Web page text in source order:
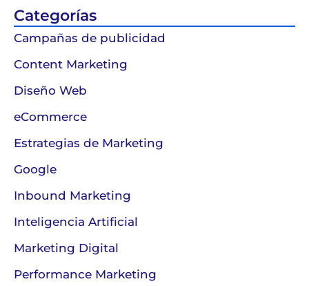
Categorías
Campañas de publicidad
Content Marketing
Diseño Web
eCommerce
Estrategias de Marketing
Google
Inbound Marketing
Inteligencia Artificial
Marketing Digital
Performance Marketing